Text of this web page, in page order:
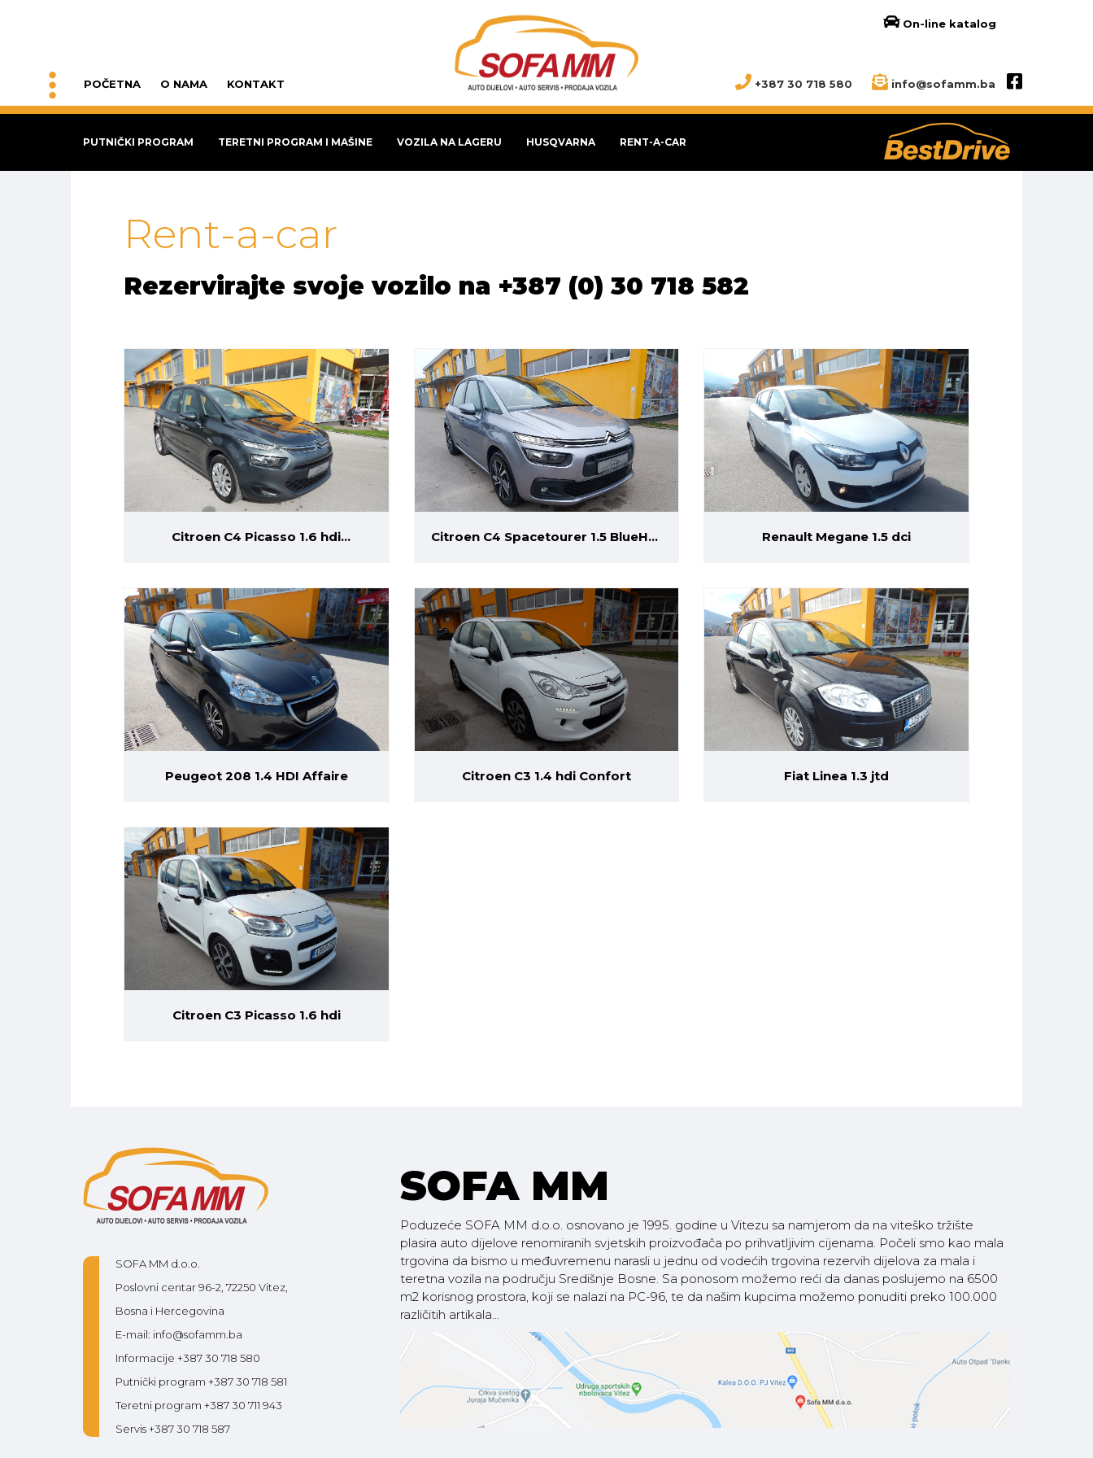
POČETNA O NAMA KONTAKT
On-line katalog
+387 30 718 580 info@sofamm.ba
PUTNIČKI PROGRAM TERETNI PROGRAM I MAŠINE VOZILA NA LAGERU HUSQVARNA RENT-A-CAR
Rent-a-car
Rezervirajte svoje vozilo na +387 (0) 30 718 582
Citroen C4 Picasso 1.6 hdi
Citroen C4 Spacetourer 1.5 BlueHDi
Renault Megane 1.5 dci
Peugeot 208 1.4 HDI Affaire Citroen C3 1.4 hdi Confort Fiat Linea 1.3 jtd
Citroen C3 Picasso 1.6 hdi
SOFA MM d.o.o.
Poslovni centar 96-2, 72250 Vitez,
Bosna i Hercegovina
E-mail: info@sofamm.ba
Informacije +387 30 718 580
Putnički program +387 30 718 581
Teretni program +387 30 711 943
Servis +387 30 718 587
SOFA MM
Poduzeće SOFA MM d.o.o. osnovano je 1995. godine u Vitezu sa namjerom da na viteško tržište
plasira auto dijelove renomiranih svjetskih proizvođača po prihvatljivim cijenama. Počeli smo kao mala
trgovina da bismo u međuvremenu narasli u jednu od vodećih trgovina rezervih dijelova za mala i
teretna vozila na području Središnje Bosne. Sa ponosom možemo reći da danas poslujemo na 6500
m2 korisnog prostora, koji se nalazi na PC-96, te da našim kupcima možemo ponuditi preko 100.000
različitih artikala...